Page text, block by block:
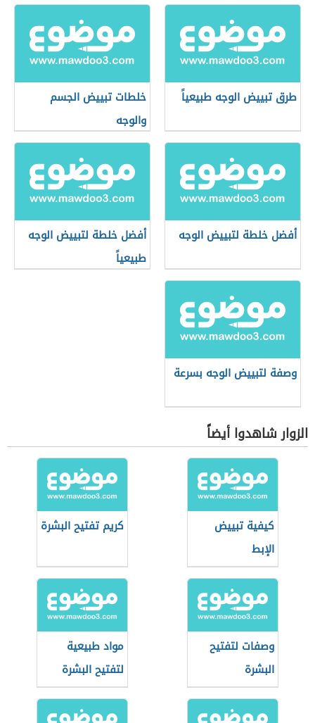
طرق تبييض الوجه طبيعياً
خلطات تبييض الجسم
والوجه
أفضل خلطة لتبييض الوجه
أفضل خلطة لتبييض الوجه
طبيعياً
وصفة لتبييض الوجه بسرعة
الزوار شاهدوا أيضاً
كيفية تبييض
الإبط
كريم تفتيح البشرة
وصفات لتفتيح
البشرة
مواد طبيعية
لتفتيح البشرة